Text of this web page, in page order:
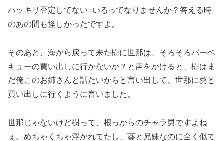
ハッキリ否定してない=いるってなりませんか？答える時
のあの間も怪しかったですよ。
そのあと、海から戻って来た樹に世那は、そろそろバーベ
キューの買い出しに行かないか？と声をかけると、樹はま
だ俺このお姉さんと話たいからと言い出して、世那に葵と
買い出しに行くように言いました。
世那じゃないけど樹って、根っからのチャラ男ですよね
ぇ。めちゃくちゃ浮かれてたし、葵と兄妹なのに全く似て